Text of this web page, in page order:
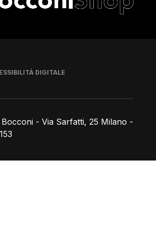
- Via Sarfatti, 25 Milano -
DIGITALE